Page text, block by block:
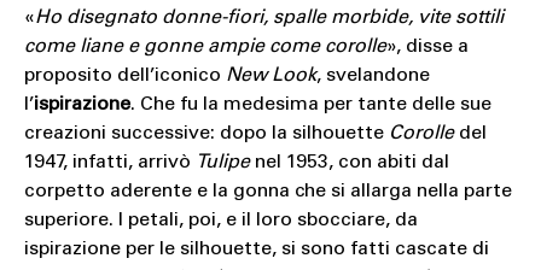
«Ho disegnato donne-fiori, spalle morbide, vite sottili
come liane e gonne ampie come corolle», disse a
proposito dell’iconico New Look, svelandone
l’ispirazione. Che fu la medesima per tante delle sue
creazioni successive: dopo la silhouette Corolledel
1947, infatti, arrivò Tulipenel 1953, con abiti dal
corpetto aderente e la gonna che si allarga nella parte
superiore. I petali, poi, e il loro sbocciare, da
ispirazione per le silhouette, si sono fatti cascate di